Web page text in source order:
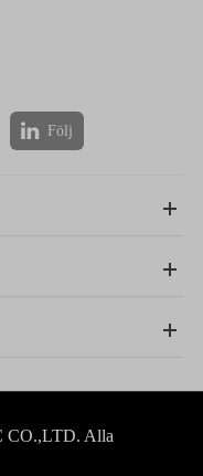
Följ
CO.,LTD. Alla